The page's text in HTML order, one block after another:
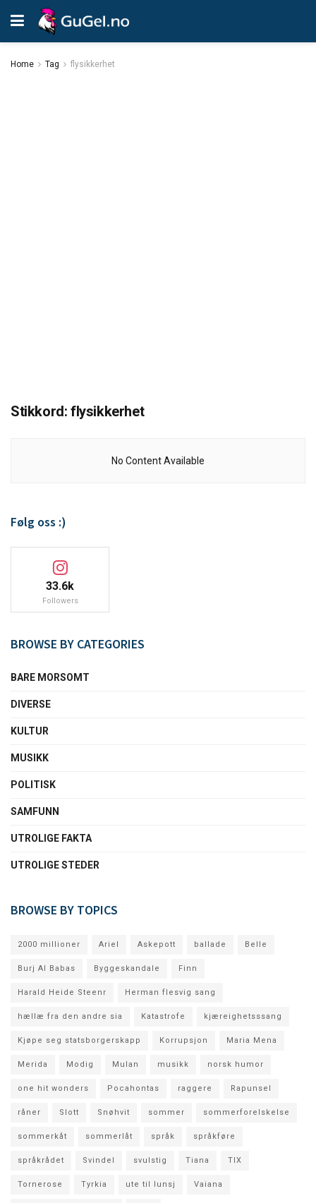
Home Tag flysikkerhet
Stikkord: flysikkerhet
No Content Available
Følg oss :)
33.6k
Followers
BROWSE BY CATEGORIES
BARE MORSOMT
DIVERSE
KULTUR
MUSIKK
POLITISK
SAMFUNN
UTROLIGE FAKTA
UTROLIGE STEDER
BROWSE BY TOPICS
2000 millioner Ariel Askepott ballade Belle
Burj Al Babas Byggeskandale Finn
Harald Heide Steenr Herman flesvig sang
hællæ fra den andre sia Katastrofe kjæreighetsssang
Kjøpe seg statsborgerskapp Korrupsjon Maria Mena
Merida Modig Mulan musikk norsk humor
one hit wonders Pocahontas raggere Rapunsel
råner Slott Snøhvit sommer sommerforelskelse
sommerkåt sommerlåt språk språkføre
språkrådet Svindel svulstig Tiana TIX
Tornerose Tyrkia ute til lunsj Vaiana